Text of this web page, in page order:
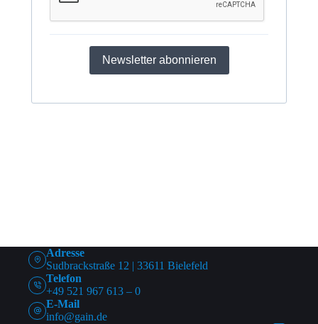
Newsletter abonnieren
Adresse
Sudbrackstraße 12 | 33611 Bielefeld
Telefon
+49 521 967 613 – 0
E-Mail
info@gain.de